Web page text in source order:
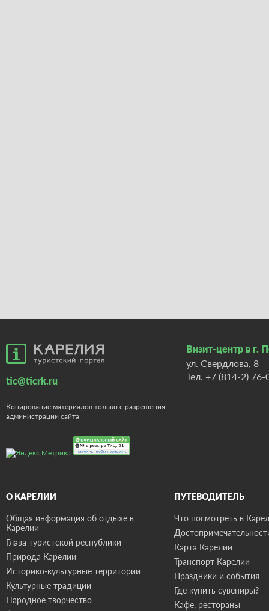
tic@ticrk.ru
Копирование материалов только с разрешения
администрации сайта
Визит-центр в г.
ул. Свердлова, 8
Тел. +7 (814-2) 76-
О КАРЕЛИИ
Общая информация об отдыхе в
Карелии
Глава туристской республики
Природа Карелии
Историко-культурные территории
Культурные традиции
Народное творчество
ПУТЕВОДИТЕЛЬ
Что посмотреть в
Карта Карелии
Транспорт Карелии
Праздники и события
Где купить сувениры?
Кафе, рестораны